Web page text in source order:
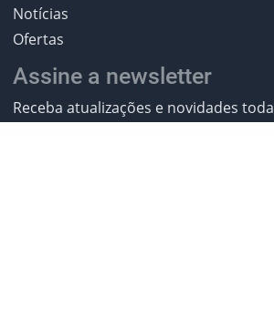
Notícias
Ofertas
Assine a newsletter
Receba atualizações e novidades